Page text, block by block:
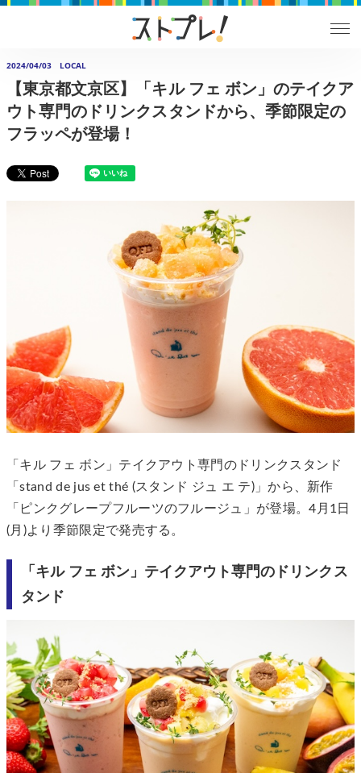
2024/04/03 LOCAL
【東京都文京区】「キル フェ ボン」のテイクア
ウト専門のドリンクスタンドから、季節限定の
フラッペが登場！
「キル フェ ボン」テイクアウト専門のドリンクスタンド
「stand de jus et thé (スタンド ジュ エ テ)」から、新作
「ピンクグレープフルーツのフルージュ」が登場。4月1日
(月)より季節限定で発売する。
「キル フェ ボン」テイクアウト専門のドリンクス
タンド